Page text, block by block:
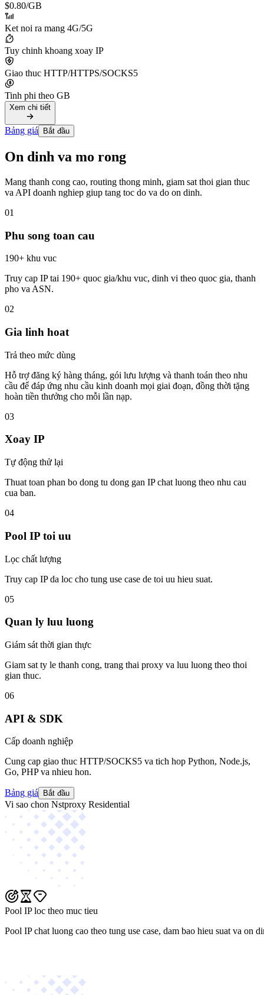
$0.80/GB
Ket noi ra mang 4G/5G
Tuy chinh khoang xoay IP
Giao thuc HTTP/HTTPS/SOCKS5
Tinh phi theo GB
Xem chi tiết
Bảng giá Bắt đầu
On dinh va mo rong
Mang thanh cong cao, routing thong minh, giam sat thoi gian thuc
va API doanh nghiep giup tang toc do va do on dinh.
01
Phu song toan cau
190+ khu vuc
Truy cap IP tai 190+ quoc gia/khu vuc, dinh vi theo quoc gia, thanh
pho va ASN.
02
Gia linh hoat
Trả theo mức dùng
Hỗ trợ đăng ký hàng tháng, gói lưu lượng và thanh toán theo nhu
cầu để đáp ứng nhu cầu kinh doanh mọi giai đoạn, đồng thời tặng
hoàn tiền thưởng cho mỗi lần nạp.
03
Xoay IP
Tự động thử lại
Thuat toan phan bo dong tu dong gan IP chat luong theo nhu cau
cua ban.
04
Pool IP toi uu
Lọc chất lượng
Truy cap IP da loc cho tung use case de toi uu hieu suat.
05
Quan ly luu luong
Giám sát thời gian thực
Giam sat ty le thanh cong, trang thai proxy va luu luong theo thoi
gian thuc.
06
API & SDK
Cấp doanh nghiệp
Cung cap giao thuc HTTP/SOCKS5 va tich hop Python, Node.js,
Go, PHP va nhieu hon.
Bảng giá Bắt đầu
Vi sao chon Nstproxy Residential
Pool IP loc theo muc tieu
Pool IP chat luong cao theo tung use case, dam bao hieu suat va on